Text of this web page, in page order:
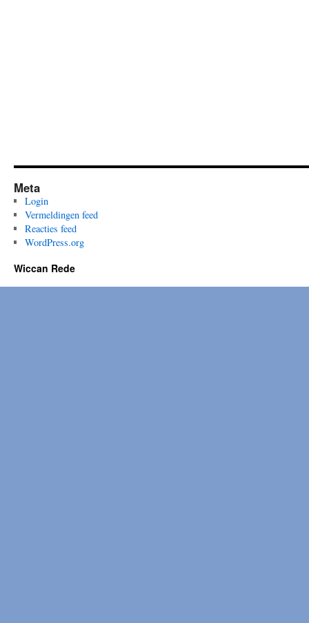
Meta
Login
Vermeldingen feed
Reacties feed
WordPress.org
Wiccan Rede